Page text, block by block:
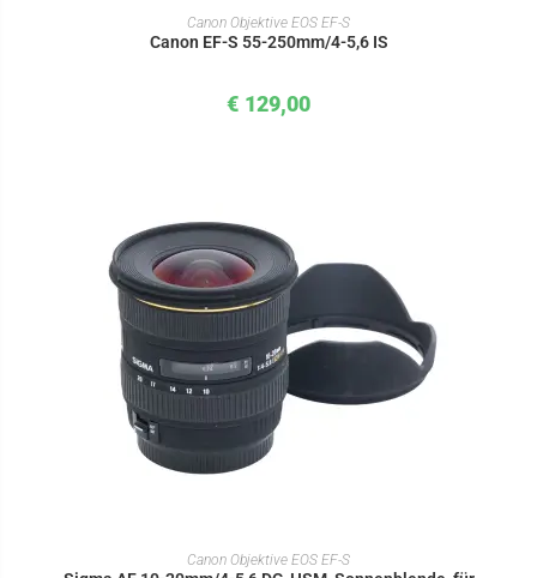
IN DEN WARENKORB
Canon Objektive EOS EF-S
Canon EF-S 55-250mm/4-5,6 IS
€ 129,00
IN DEN WARENKORB
Canon Objektive EOS EF-S